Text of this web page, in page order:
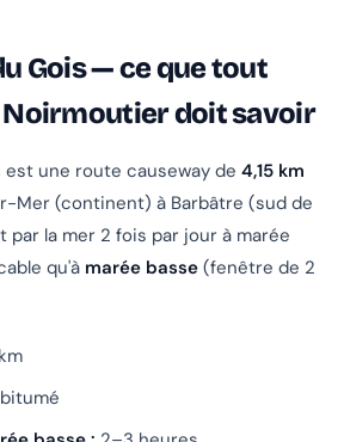
Gois — ce que tout
Noirmoutier doit savoir
est une route causeway de 4,15 km
Mer (continent) à Barbâtre (sud de
par la mer 2 fois par jour à marée
qu'à marée basse (fenêtre de 2